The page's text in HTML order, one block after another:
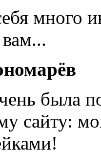
много
была
сайту: